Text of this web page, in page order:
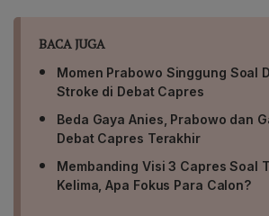
BACA JUGA
Momen Prabowo Singgung Soal
Stroke di Debat Capres
Beda Gaya Anies, Prabowo dan
Debat Capres Terakhir
Membanding Visi 3 Capres Soal
Kelima, Apa Fokus Para Calon?